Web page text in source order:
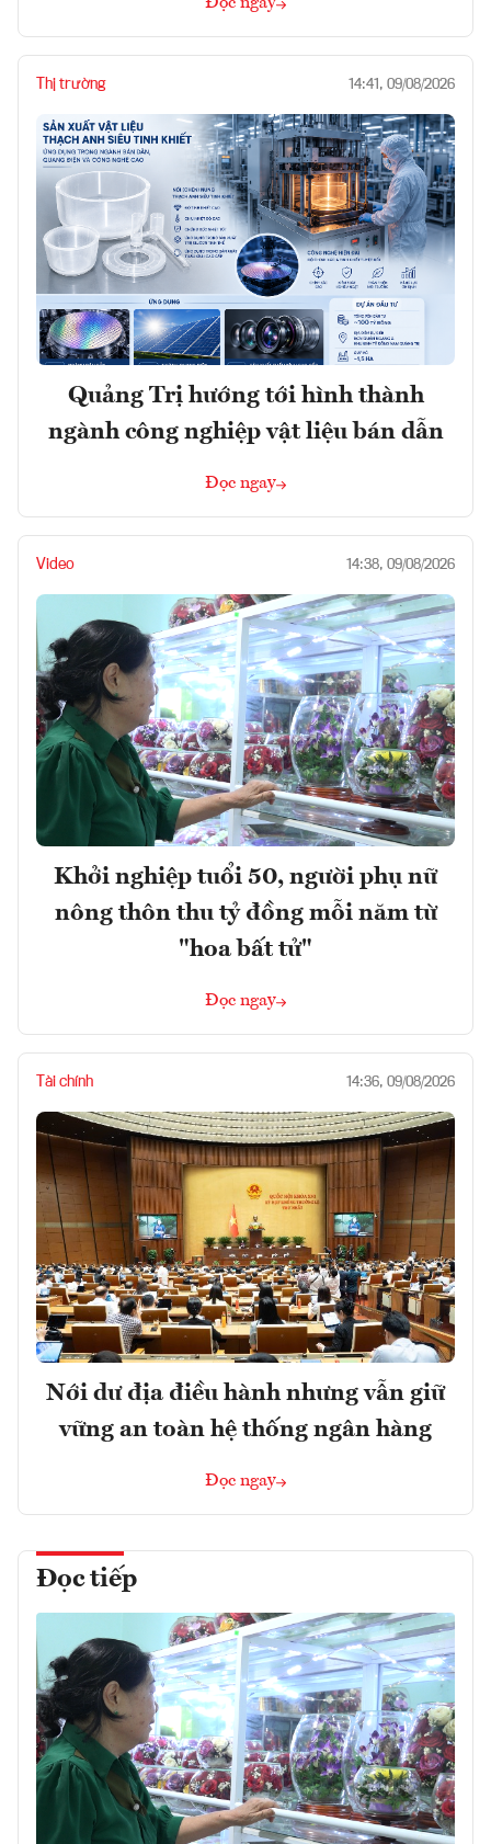
Đọc ngay
Thị trường 14:41, 09/08/2026
Quảng Trị hướng tới hình thành
ngành công nghiệp vật liệu bán dẫn
Đọc ngay
Video 14:38, 09/08/2026
Khởi nghiệp tuổi 50, người phụ nữ
nông thôn thu tỷ đồng mỗi năm từ
"hoa bất tử"
Đọc ngay
Tài chính 14:36, 09/08/2026
Nới dư địa điều hành nhưng vẫn giữ
vững an toàn hệ thống ngân hàng
Đọc ngay
Đọc tiếp